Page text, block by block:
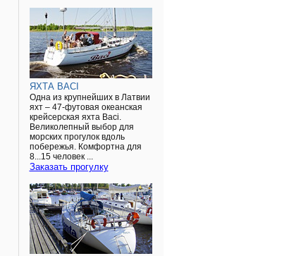
ЯХТА BACI
Одна из крупнейших в Латвии
яхт – 47-футовая океанская
крейсерская яхта Baci.
Великолепный выбор для
морских прогулок вдоль
побережья. Комфортна для
8...15 человек ...
Заказать прогулку